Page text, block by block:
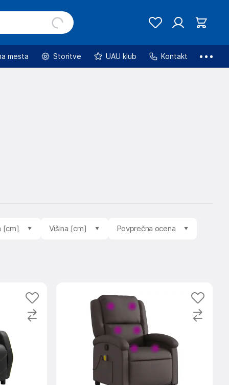
mesta Storitve UAU klub Kontakt
[cm] Višina [cm] Povprečna ocena